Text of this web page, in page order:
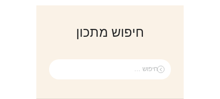
חיפוש מתכון
חיפוש: